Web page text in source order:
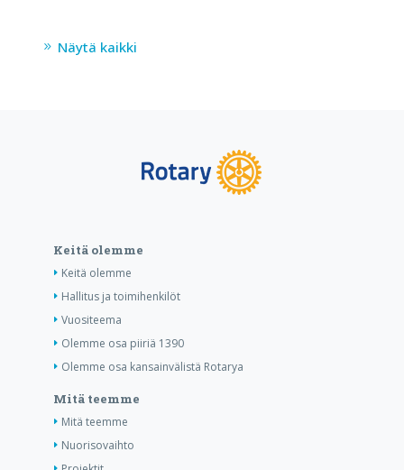
Näytä kaikki
Keitä olemme
Keitä olemme
Hallitus ja toimihenkilöt
Vuositeema
Olemme osa piiriä 1390
Olemme osa kansainvälistä Rotarya
Mitä teemme
Mitä teemme
Nuorisovaihto